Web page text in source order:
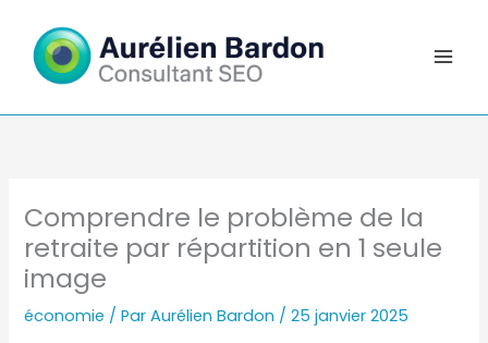
contenu
Comprendre le problème de la
retraite par répartition en 1 seule
image
économie / ParAurélien Bardon /25 janvier 2025